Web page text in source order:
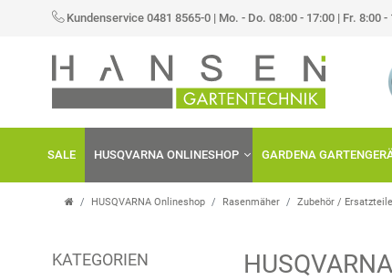
Kundenservice 0481 8565-0 | Mo. - Do. 08:00 - 17:00 | Fr. 8:00 -
SALE HUSQVARNA ONLINESHOP GARDENA
HUSQVARNA Onlineshop Rasenmäher Zubehör / Ersatzteile
KATEGORIEN
FILTER